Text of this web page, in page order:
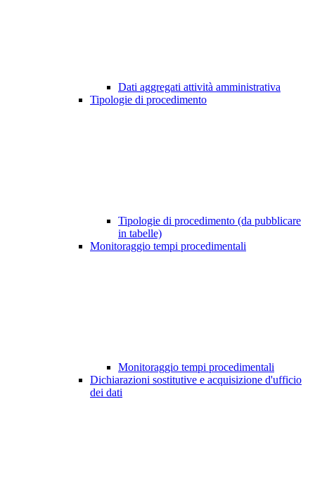
Dati aggregati attività amministrativa
Tipologie di procedimento
Tipologie di procedimento (da pubblicare
in tabelle)
Monitoraggio tempi procedimentali
Monitoraggio tempi procedimentali
Dichiarazioni sostitutive e acquisizione d'ufficio
dei dati